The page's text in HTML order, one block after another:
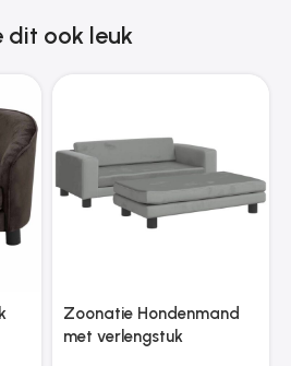
dit ook leuk
Zoonatie Hondenmand
met verlengstuk